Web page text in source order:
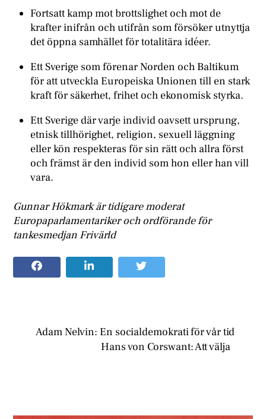
Fortsatt kamp mot brottslighet och mot de
krafter inifrån och utifrån som försöker utnyttja
det öppna samhället för totalitära idéer.
Ett Sverige som förenar Norden och Baltikum
för att utveckla Europeiska Unionen till en stark
kraft för säkerhet, frihet och ekonomisk styrka.
Ett Sverige där varje individ oavsett ursprung,
etnisk tillhörighet, religion, sexuell läggning
eller kön respekteras för sin rätt och allra först
och främst är den individ som hon eller han vill
vara.
Gunnar Hökmark är tidigare moderat
Europaparlamentariker och ordförande för
tankesmedjan Frivärld
Adam Nelvin: En socialdemokrati för vår tid
Hans von Corswant: Att välja